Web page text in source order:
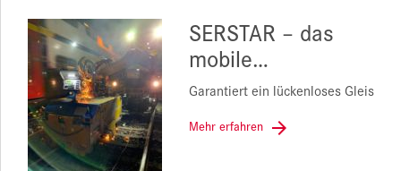
SERSTAR – das
mobile…
Garantiert ein lückenloses Gleis
Mehr erfahren